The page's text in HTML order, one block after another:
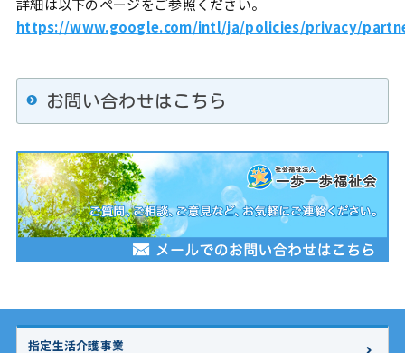
詳細は以下のページをご参照ください。
https://www.google.com/intl/ja/policies/privacy/
お問い合わせはこちら
指定生活介護事業